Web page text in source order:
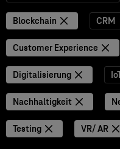
Blockchain CRM
Customer Experience
Digitalisierung
Nachhaltigkeit
Testing VR/ AR